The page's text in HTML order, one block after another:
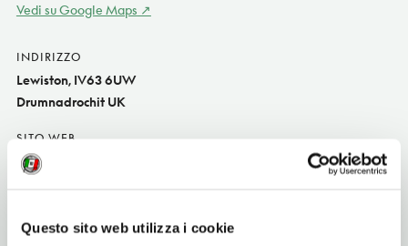
Questo sito web utilizza i cookie
Vedi su Google Maps
INDIRIZZO
Lewiston, IV63 6UW
Drumnadrochit UK
SITO WEB
staylochness.co.uk
info@staylochness.co.uk